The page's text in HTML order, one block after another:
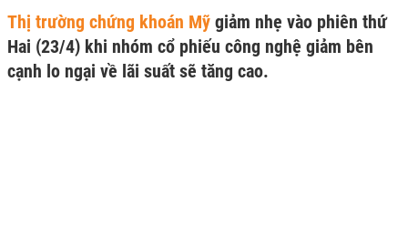
Thị trường chứng khoán Mỹ giảm nhẹ vào phiên thứ
Hai (23/4) khi nhóm cổ phiếu công nghệ giảm bên
cạnh lo ngại về lãi suất sẽ tăng cao.